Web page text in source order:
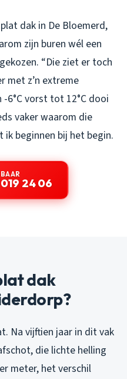
dak in De Bloemerd,
zijn buren wél een
“Die ziet er toch
met z’n extreme
6°C vorst tot 12°C dooi
vaker waarom die
ik beginnen bij het begin.
24 06
dak
Na vijftien jaar in dit vak
die lichte helling
meter, het verschil